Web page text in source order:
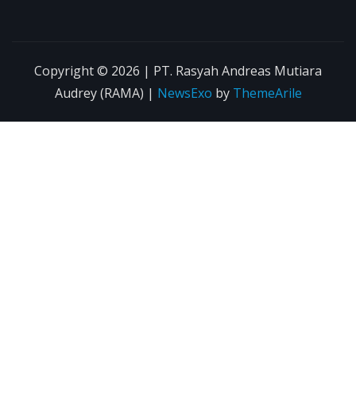
Copyright © 2026 | PT. Rasyah Andreas Mutiara
Audrey (RAMA) | NewsExo by ThemeArile